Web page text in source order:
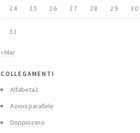
24 25 26 27 28 29 30
31
« Mar
collegamenti
Alfabeta2
Azioni parallele
Doppiozero